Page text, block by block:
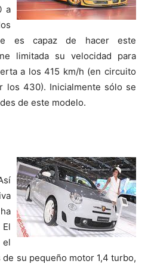
a
es capaz de hacer este
limitada su velocidad para
a los 415 km/h (en circuito
los 430). Inicialmente sólo se
de este modelo.
su pequeño motor 1,4 turbo,